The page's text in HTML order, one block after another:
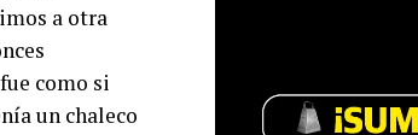
a otra
como si
un chaleco